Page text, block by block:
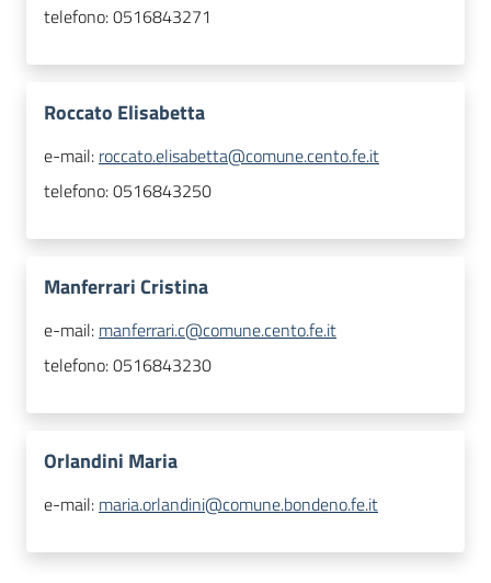
telefono:0516843271
Roccato Elisabetta
e-mail: roccato.elisabetta@comune.cento.fe.it
telefono:0516843250
Manferrari Cristina
e-mail: manferrari.c@comune.cento.fe.it
telefono:0516843230
Orlandini Maria
e-mail: maria.orlandini@comune.bondeno.fe.it